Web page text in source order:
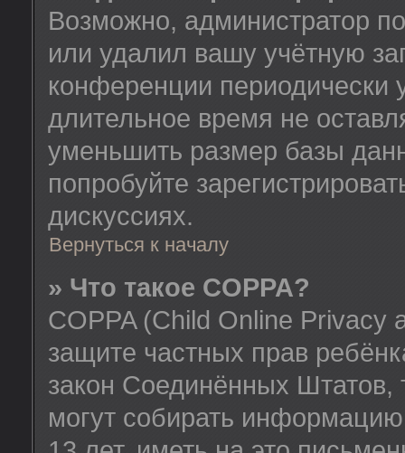
Возможно, администратор
или удалил вашу учётную
конференции периодически
длительное время не
уменьшить размер базы
попробуйте
дискуссиях.
Вернуться к началу
» Что такое COPPA?
COPPA (Child Online Privacy
защите частных прав
закон Соединённых Штатов,
могут собирать